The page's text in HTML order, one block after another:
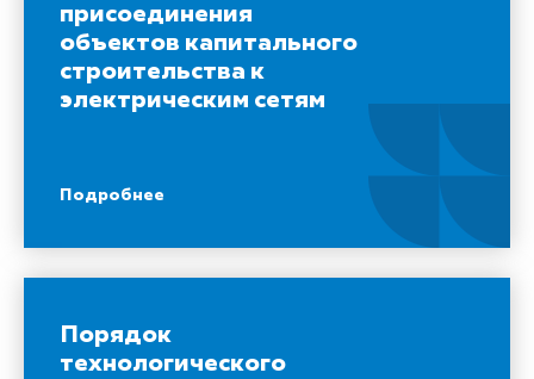
присоединения
объектов капитального
строительства к
электрическим сетям
Подробнее
Порядок
технологического